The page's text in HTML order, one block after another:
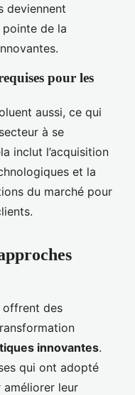
deviennent
de la
pour les
aussi, ce qui
à se
inclut l’acquisition
et la
du marché pour
offrent des
innovantes.
qui ont adopté
améliorer leur